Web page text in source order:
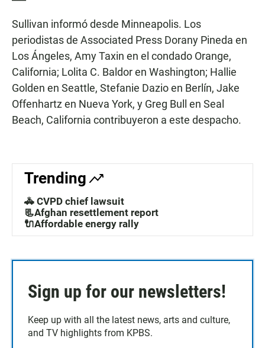
Sullivan informó desde Minneapolis. Los
periodistas de Associated Press Dorany Pineda en
Los Ángeles, Amy Taxin en el condado Orange,
California; Lolita C. Baldor en Washington; Hallie
Golden en Seattle, Stefanie Dazio en Berlín, Jake
Offenhartz en Nueva York, y Greg Bull en Seal
Beach, California contribuyeron a este despacho.
Trending
🚓 CVPD chief lawsuit
📃Afghan resettlement report
🔌Affordable energy rally
Sign up for our newsletters!
Keep up with all the latest news, arts and culture,
and TV highlights from KPBS.